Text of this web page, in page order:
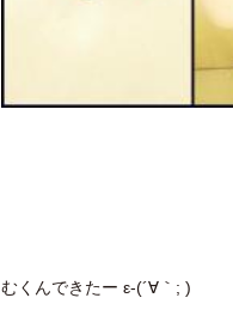
むくんできたー ε-(´∀｀; )